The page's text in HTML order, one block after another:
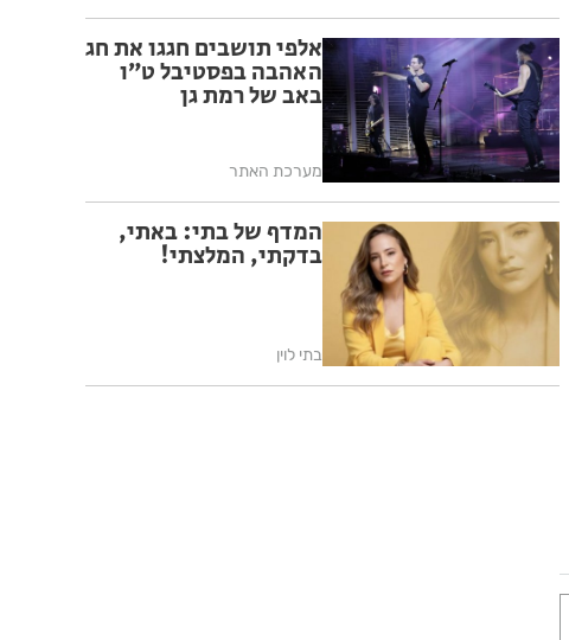
אלפי תושבים חגגו את חג
האהבה בפסטיבל ט״ו
באב של רמת גן
מערכת האתר
המדף של בתי: באתי,
בדקתי, המלצתי!
בתי לוין